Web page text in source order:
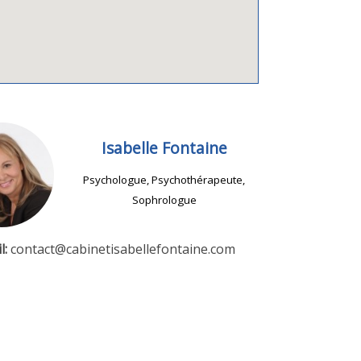
Isabelle Fontaine
Psychologue, Psychothérapeute,
Sophrologue
contact@cabinetisabellefontaine.com